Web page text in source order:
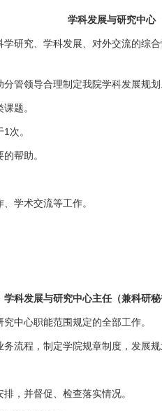
学科发展与研究中心
研究、学科发展、对外交流的综
管领导合理制定我院学科发展规划
题。
次。
帮助。
学术交流等工作。
学科发展与研究中心主任（兼科研
中心职能范围规定的全部工作。
流程，制定学院规章制度，发展规
，并督促、检查落实情况。